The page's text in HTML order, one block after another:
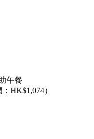
午餐
HK$1,074）